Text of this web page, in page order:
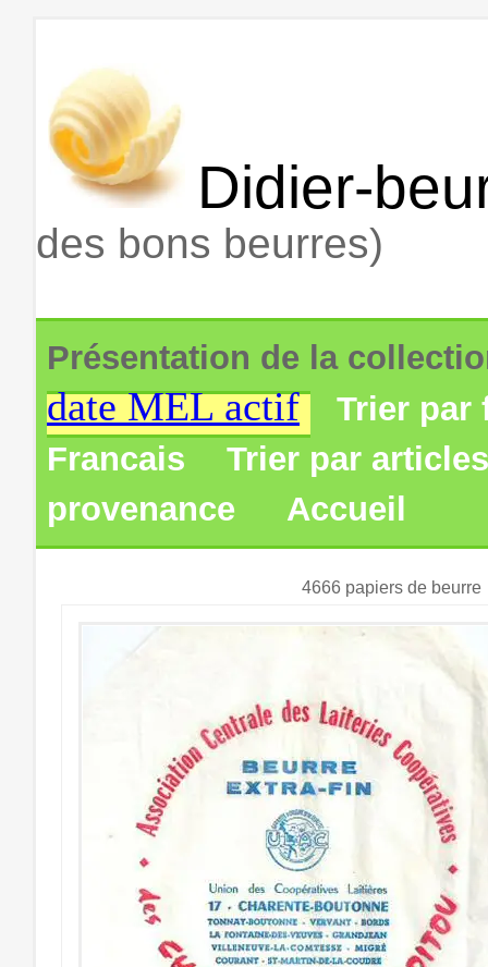
Didier-
des bons beurres)
Présentation de la
date MEL actif
Trier par
Francais
Trier par
provenance
Accueil
4666 papiers de beurre